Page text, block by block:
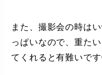
また、撮影会の時は
っぱいなので、重た
てくれると有難いで